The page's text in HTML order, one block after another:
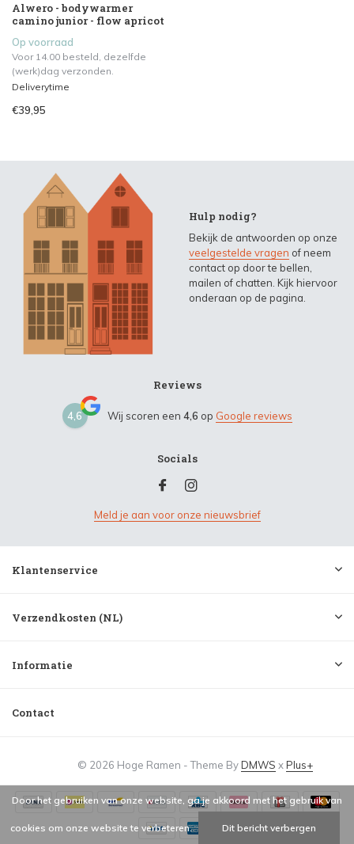
Alwero - bodywarmer
camino junior - flow apricot
Op voorraad
Voor 14.00 besteld, dezelfde
(werk)dag verzonden.
Deliverytime
€39,95
Hulp nodig?
Bekijk de antwoorden op onze
veelgestelde vragen of neem
contact op door te bellen,
mailen of chatten. Kijk hiervoor
onderaan op de pagina.
Reviews
4,6 Wij scoren een 4,6 op Google reviews
Socials
Meld je aan voor onze nieuwsbrief
Klantenservice
Verzendkosten (NL)
Informatie
Contact
© 2026 Hoge Ramen - Theme ByDMWS xPlus+
Door het gebruiken van onze website, ga je akkoord met het gebruik van
cookies om onze website te verbeteren. Dit bericht verbergen